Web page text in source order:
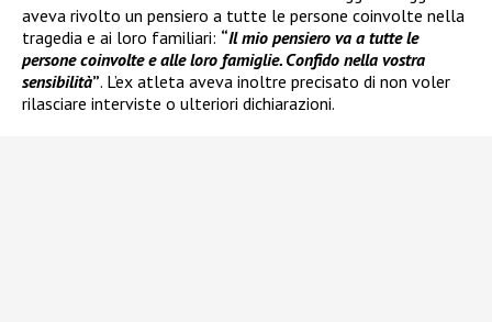
aveva rivolto un pensiero a tutte le persone coinvolte nella
tragedia e ai loro familiari: “Il mio pensiero va a tutte le
persone coinvolte e alle loro famiglie. Confido nella vostra
sensibilità”. L’ex atleta aveva inoltre precisato di non voler
rilasciare interviste o ulteriori dichiarazioni.